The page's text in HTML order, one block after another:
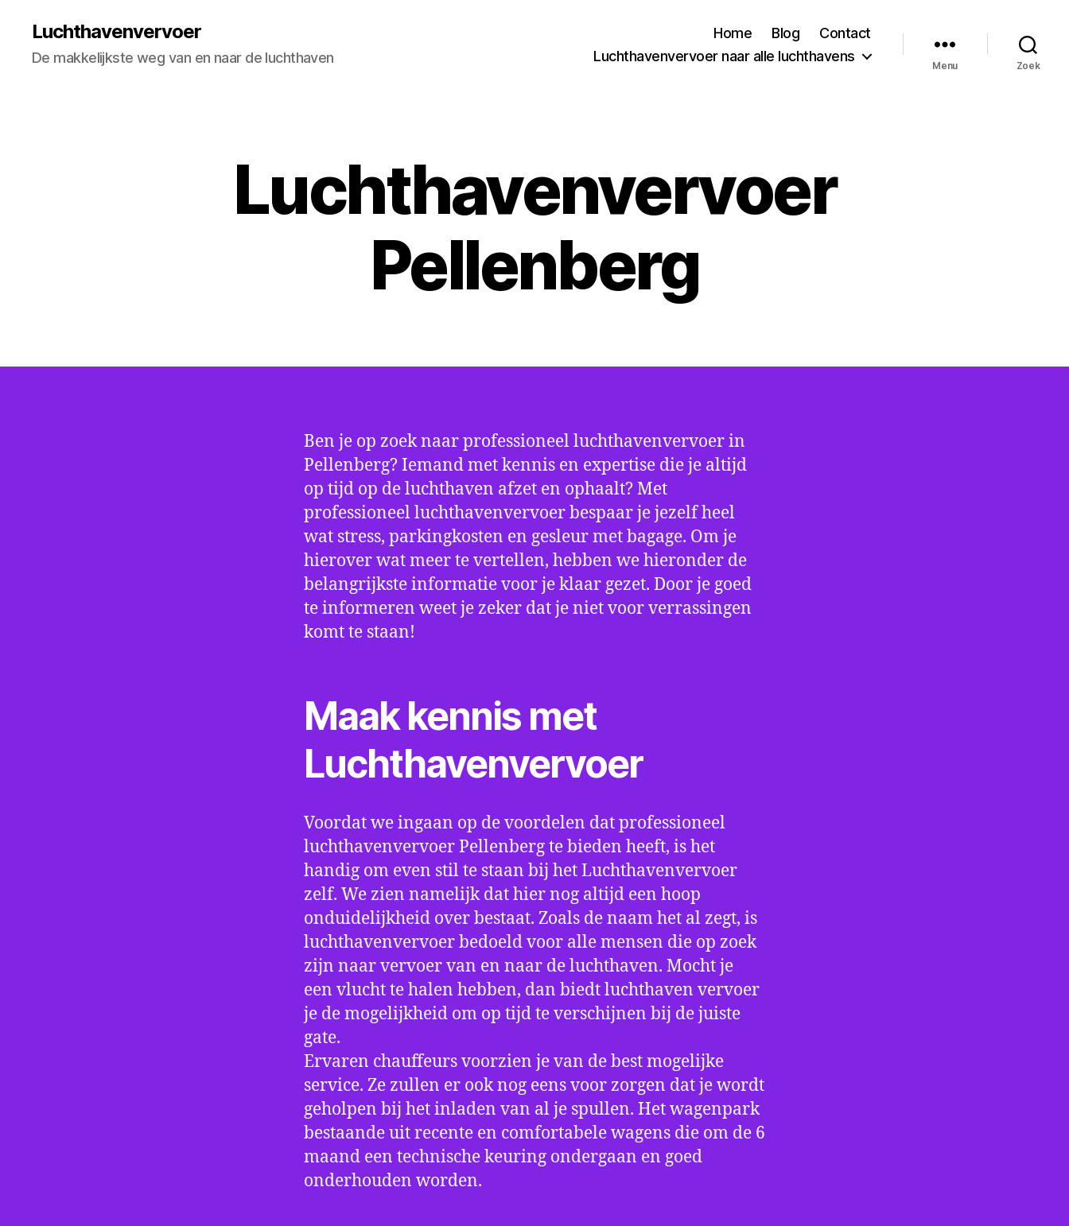
Luchthavenvervoer
De makkelijkste weg van en naar de luchthaven
Home Blog
Contact
Luchthavenvervoer naar alle luchthavens
Menu Zoek
Luchthavenvervoer
Pellenberg
Ben je op zoek naar professioneel luchthavenvervoer in
Pellenberg? Iemand met kennis en expertise die je altijd
op tijd op de luchthaven afzet en ophaalt? Met
professioneel luchthavenvervoer bespaar je jezelf heel
wat stress, parkingkosten en gesleur met bagage. Om je
hierover wat meer te vertellen, hebben we hieronder de
belangrijkste informatie voor je klaar gezet. Door je goed
te informeren weet je zeker dat je niet voor verrassingen
komt te staan!
Maak kennis met
Luchthavenvervoer
Voordat we ingaan op de voordelen dat professioneel
luchthavenvervoer Pellenberg te bieden heeft, is het
handig om even stil te staan bij het Luchthavenvervoer
zelf. We zien namelijk dat hier nog altijd een hoop
onduidelijkheid over bestaat. Zoals de naam het al zegt, is
luchthavenvervoer bedoeld voor alle mensen die op zoek
zijn naar vervoer van en naar de luchthaven. Mocht je
een vlucht te halen hebben, dan biedt luchthaven vervoer
je de mogelijkheid om op tijd te verschijnen bij de juiste
gate.
Ervaren chauffeurs voorzien je van de best mogelijke
service. Ze zullen er ook nog eens voor zorgen dat je wordt
geholpen bij het inladen van al je spullen. Het wagenpark
bestaande uit recente en comfortabele wagens die om de 6
maand een technische keuring ondergaan en goed
onderhouden worden.